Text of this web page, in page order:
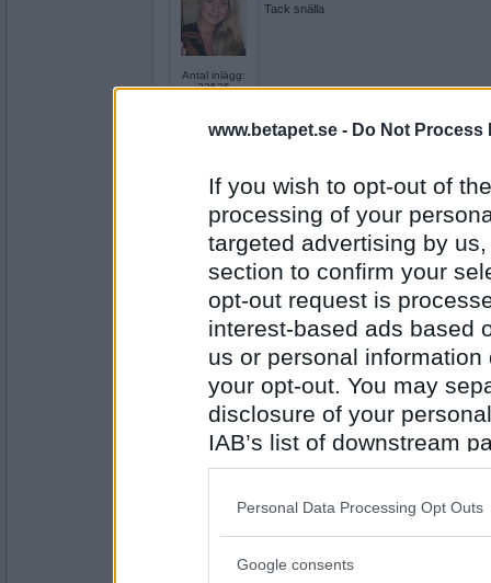
www.betapet.se - Do Not Process
If you wish to opt-out of
processing of your
targeted advertising by
section to confirm your
opt-out request is
interest-based ads based
us or personal
your opt-out. You may
disclosure of your
IAB’s list of downstream
also be disclosed by us
Downstream Participants
Please note that this
Personal Data Processing Opt Outs
Google consents
Antal inlägg:
22535
Tack snälla
discordia
Antal inlägg: 459
Frågan är om man kan lita på resultatet.
Antal inlägg:
16685
visste du att Mira faktiskt vann vår
det största hotet är fusket
Antal inlägg: